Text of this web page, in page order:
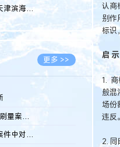
2026.08.07
天津高院关于调整天津滨海高新技术产业开发区华苑科技园一审普通...
2026.08.07
更多 >>
淘宝“B站推荐”店铺刷量案维持原判，两被告连带赔偿150万元
专利诉前行为保全案件中对仿制药申请人曾作出三类声明的考量及违...
认商
别作
标识
启 示
1. 商
般混
场份
违反。
2.